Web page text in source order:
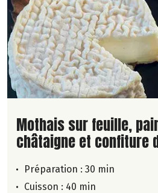
Lire la suite de la
Mothais sur feuille,
châtaigne et confiture
Préparation : 30 min
Cuisson : 40 min